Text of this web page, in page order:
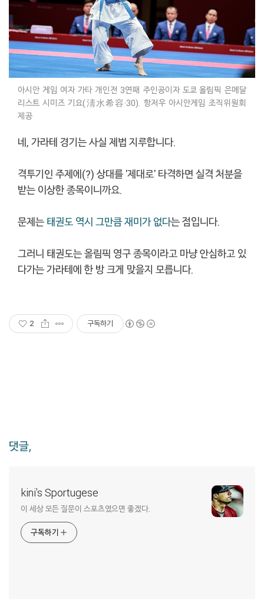
아시안 게임 여자 가타 개인전 3연패 주인공이자 도쿄 올림픽 은메달
리스트 시미즈 기요(淸水希容·30). 항저우 아시안게임 조직위원회
제공
네, 가라테 경기는 사실 제법 지루합니다.
격투기인 주제에(?) 상대를 '제대로' 타격하면 실격 처분을
받는 이상한 종목이니까요.
문제는 태권도 역시 그만큼 재미가 없다는 점입니다.
그러니 태권도는 올림픽 영구 종목이라고 마냥 안심하고 있
다가는 가라테에 한 방 크게 맞을지 모릅니다.
2 구독하기
댓글,
kini's Sportugese
이 세상 모든 질문이 스포츠였으면 좋겠다.
구독하기